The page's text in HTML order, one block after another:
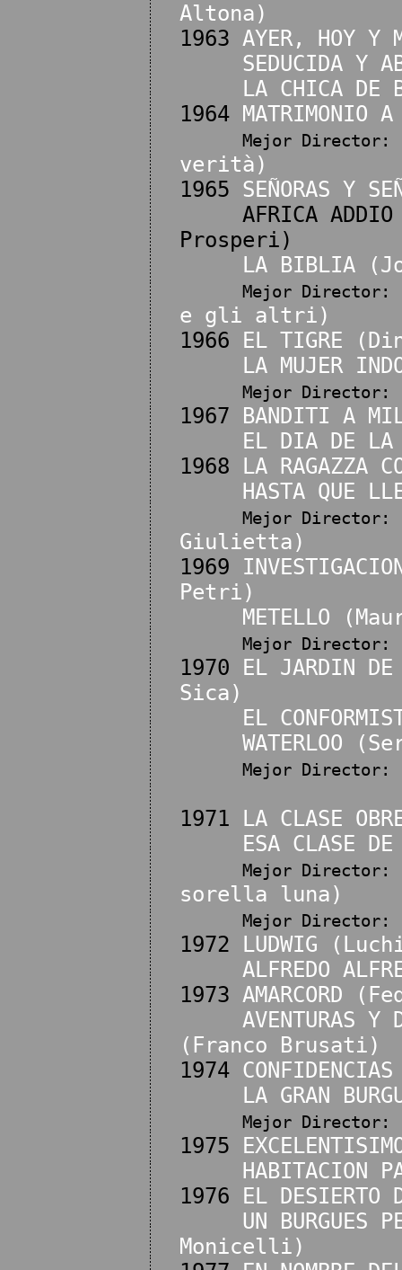
Altona)
1963 AYER, HOY
SEDUCIDA Y
LA CHICA
1964
Mejor Director:
verità)
1965 SEÑORAS Y
AFRICA
Prosperi)
LA BIBLIA
Mejor Director:
e gli altri)
1966
EL TIGRE
LA MUJER
Mejor Director:
1967
BANDITI A
EL DIA DE
1968
LA
HASTA QUE
Mejor Director:
Giulietta)
1969
Petri)
METELLO
Mejor Director:
1970
EL JARDIN
Sica)
EL
WATERLOO
Mejor Director:
1971
LA CLASE
ESA CLASE
Mejor Director:
sorella luna)
Mejor Director:
1972
LUDWIG
ALFREDO
1973 AMARCORD
AVENTURAS Y
(Franco Brusati)
1974
LA GRAN
Mejor Director:
1975
HABITACION
1976
EL
UN BURGUES
Monicelli)